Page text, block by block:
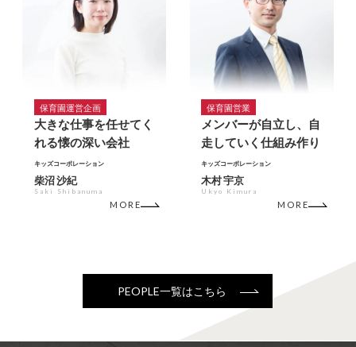
保育園運営企画
大きな仕事を任せてく
れる懐の深い会社
キッズコーポレーション
柴沼 沙紀
Saki Shibanuma
MORE
保育園営業
メンバーが自立し、自
走していく仕組み作り
キッズコーポレーション
木村 宇京
Ukyo Kimura
MORE
PEOPLE一覧はこちら